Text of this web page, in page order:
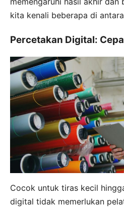
kita kenali beberapa di
Percetakan Digital:
Cocok untuk tiras kecil
digital tidak memerlukan